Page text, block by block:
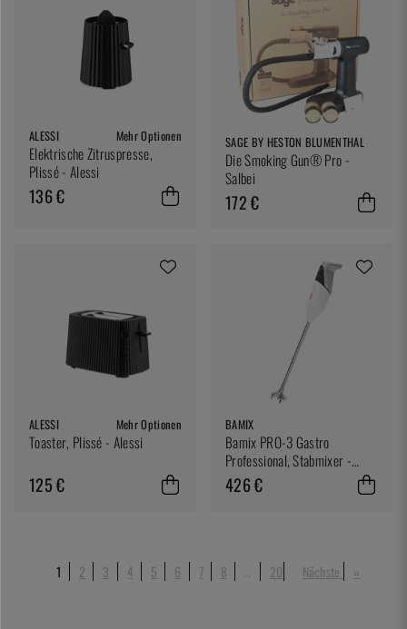
ALESSI Mehr Optionen
Elektrische Zitruspresse,
Plissé - Alessi
136 €
SAGE BY HESTON BLUMENTHAL
Die Smoking Gun® Pro -
Salbei
172 €
ALESSI Mehr Optionen
Toaster, Plissé - Alessi
125 €
BAMIX
Bamix PRO-3 Gastro
Professional, Stabmixer -
Bamix
426 €
1 2 3 4 5 6 7 8 .. 20 Nächste »